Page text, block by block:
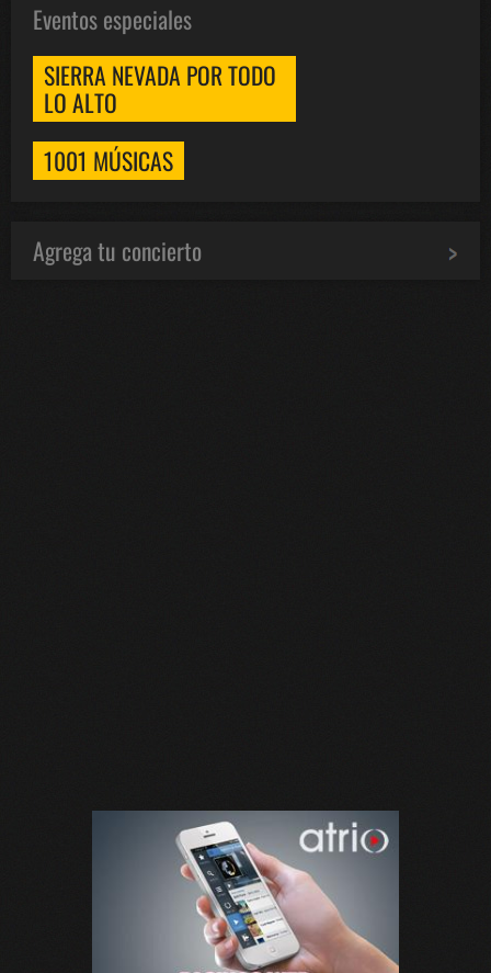
Eventos especiales
SIERRA NEVADA POR TODO
LO ALTO
1001 MÚSICAS
Agrega tu concierto